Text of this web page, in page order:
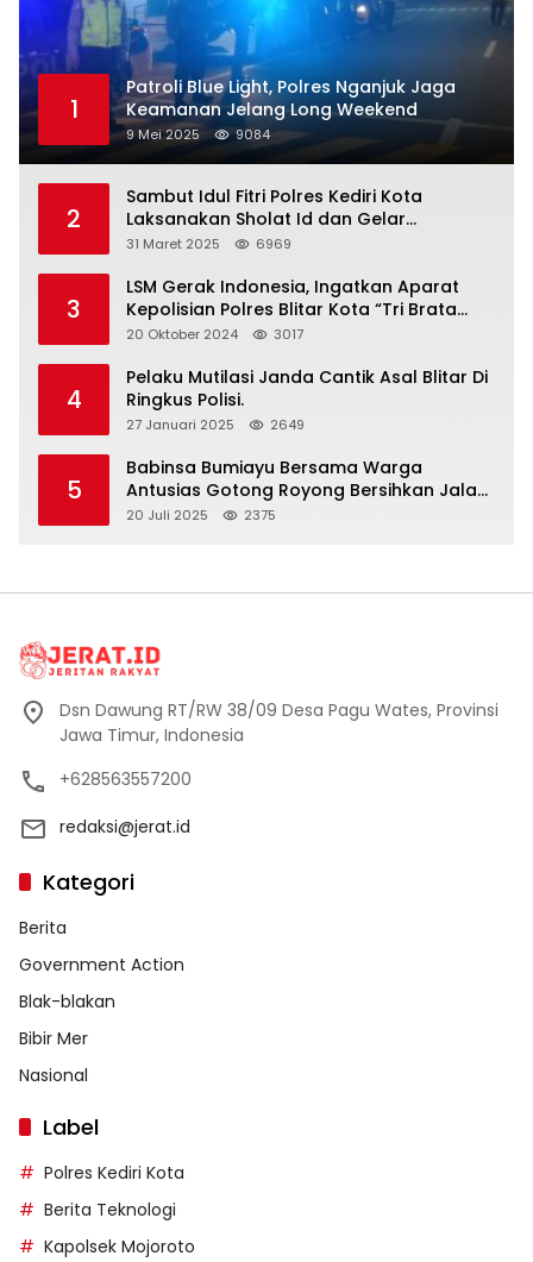
1
Patroli Blue Light, Polres Nganjuk Jaga
Keamanan Jelang Long Weekend
9 Mei 2025 9084
2
Sambut Idul Fitri Polres Kediri Kota
Laksanakan Sholat Id dan Gelar
Halalbihalal
31 Maret 2025 6969
3
LSM Gerak Indonesia, Ingatkan Aparat
Kepolisian Polres Blitar Kota “Tri Brata
Polri” Harus Diamalkan
20 Oktober 2024 3017
4
Pelaku Mutilasi Janda Cantik Asal Blitar Di
Ringkus Polisi.
27 Januari 2025 2649
5
Babinsa Bumiayu Bersama Warga
Antusias Gotong Royong Bersihkan Jalan
Dusun Banaran
20 Juli 2025 2375
Dsn Dawung RT/RW 38/09 Desa Pagu Wates, Provinsi
Jawa Timur, Indonesia
+628563557200
redaksi@jerat.id
Kategori
Berita
Government Action
Blak-blakan
Bibir Mer
Nasional
Label
Polres Kediri Kota
Berita Teknologi
Kapolsek Mojoroto